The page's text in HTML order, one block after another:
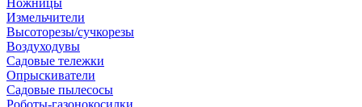
Ножницы
Измельчители
Высоторезы/сучкорезы
Воздуходувы
Садовые тележки
Опрыскиватели
Садовые пылесосы
Роботы-газонокосилки